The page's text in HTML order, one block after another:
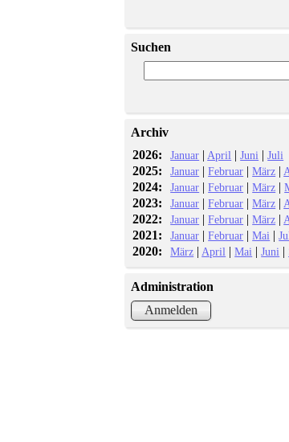
Suchen
Archiv
2026:
Januar | April |Juni |Juli
2025: Januar |Februar |März |
2024: Januar |Februar |März |
2023: Januar |Februar |März |
2022: Januar |Februar |März |
2021: Januar |Februar |Mai |
2020: März | April |Mai |Juni |
Administration
Anmelden